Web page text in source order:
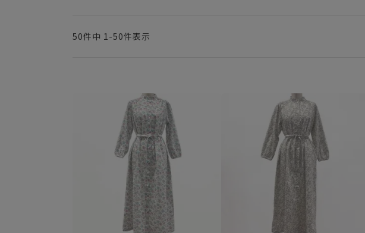
50件中 1 -50件表示